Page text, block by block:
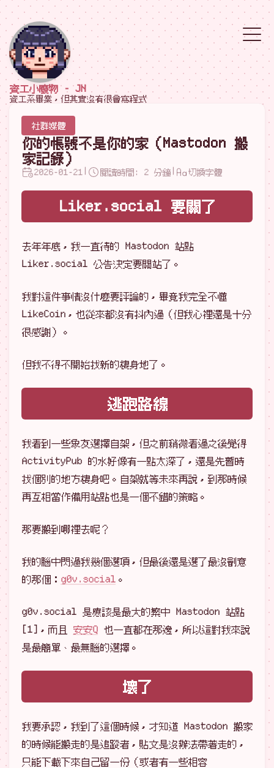
資工小廢物 - JN
資工系畢業，但其實沒有很會寫程式
社群媒體
你的帳號不是你的家（Mastodon 搬
家記錄）
2026-01-21 | 閱讀時間: 2 分鐘 | 切換字體
Liker.social 要關了
去年年底，我一直待的 Mastodon 站點
Liker.social 公告決定要關站了。
我對這件事情沒什麼要評論的，畢竟我完全不懂
LikeCoin，也從來都沒有抖內過（但我心裡還是十分
很感謝）。
但我不得不開始找新的棲身地了。
逃跑路線
我看到一些象友選擇自架，但之前稍微看過之後覺得
ActivityPub 的水好像有一點太深了，還是先暫時
找個別的地方棲身吧。自架就等未來再說，到那時候
再互相當作備用站點也是一個不錯的策略。
那要搬到哪裡去呢？
我的腦中閃過我幾個選項，但最後還是選了最沒劊意
的那個： g0v.social 。
g0v.social 是應該是最大的繁中 Mastodon 站點
[1]，而且 安安Q 也一直都在那邊，所以這對我來說
是最簡單、最無腦的選擇。
壞了
我要承認，我到了這個時候，才知道 Mastodon 搬家
的時候能搬走的是追蹤者，貼文是沒辦法帶著走的，
只能下載下來自己留一份（或者有一些相容